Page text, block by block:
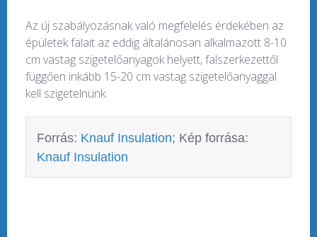
Az új szabályozásnak való megfelelés érdekében az
épületek falait az eddig általánosan alkalmazott 8-10
cm vastag szigetelőanyagok helyett, falszerkezettől
függően inkább 15-20 cm vastag szigetelőanyaggal
kell szigetelnünk.
Forrás: Knauf Insulation; Kép forrása:
Knauf Insulation